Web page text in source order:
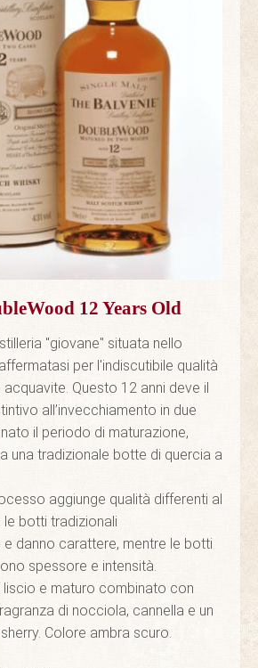
12 Years Old
"giovane" situata nello
per l'indiscutibile qualità
Questo 12 anni deve il
all’invecchiamento in due
il periodo di maturazione,
una tradizionale botte di quercia a
aggiunge qualità differenti al
le botti tradizionali
danno carattere, mentre le botti
spessore e intensità.
liscio e maturo combinato con
di nocciola, cannella e un
Colore ambra scuro.